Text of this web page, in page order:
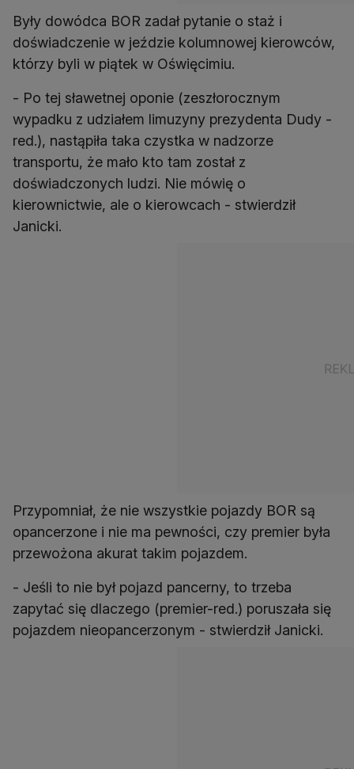
Były dowódca BOR zadał pytanie o staż i
doświadczenie w jeździe kolumnowej kierowców,
którzy byli w piątek w Oświęcimiu.
- Po tej sławetnej oponie (zeszłorocznym
wypadku z udziałem limuzyny prezydenta Dudy -
red.), nastąpiła taka czystka w nadzorze
transportu, że mało kto tam został z
doświadczonych ludzi. Nie mówię o
kierownictwie, ale o kierowcach - stwierdził
Janicki.
Przypomniał, że nie wszystkie pojazdy BOR są
opancerzone i nie ma pewności, czy premier była
przewożona akurat takim pojazdem.
- Jeśli to nie był pojazd pancerny, to trzeba
zapytać się dlaczego (premier-red.) poruszała się
pojazdem nieopancerzonym - stwierdził Janicki.